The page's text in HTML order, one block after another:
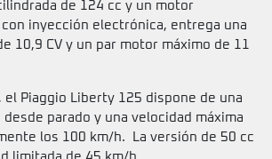
de 124 cc y un motor
inyección electrónica, entrega una
10,9 CV y un par motor máximo de 11
el Piaggio Liberty 125 dispone de una
parado y una velocidad máxima
los 100 km/h. La versión de 50 cc